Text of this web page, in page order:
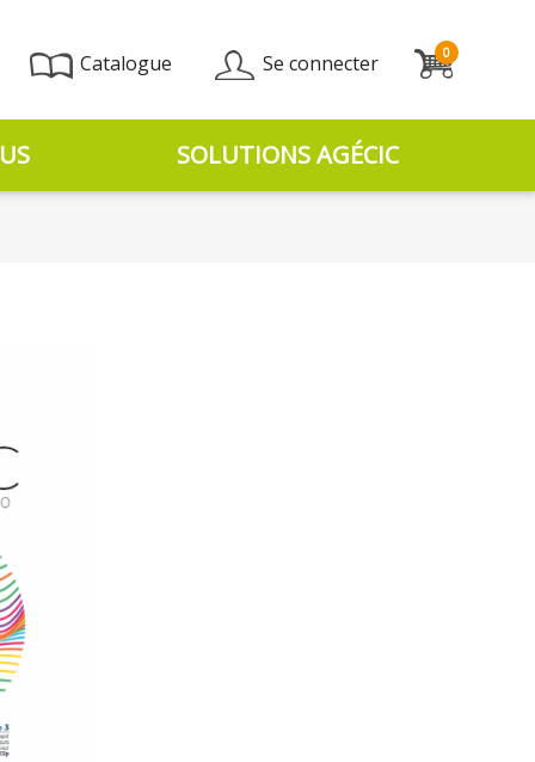
Catalogue Se connecter 0
SOLUTIONS AGÉCIC